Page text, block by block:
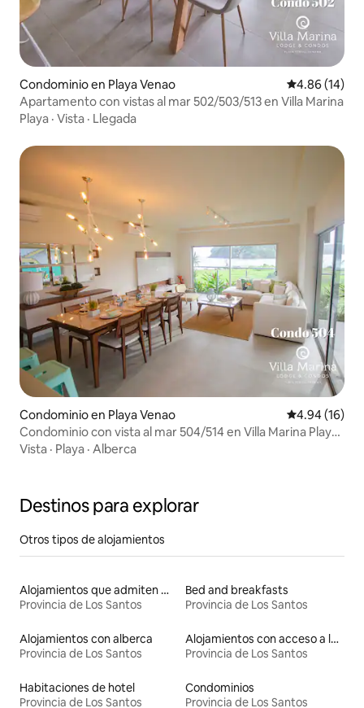
Condominio en Playa Venao Calificación
4.86 (14)
Apartamento con vistas al mar 502/503/513 en Villa Marina
Playa · Vista · Llegada
Condominio en Playa Venao Calificación
4.94 (16)
Condominio con vista al mar 504/514 en Villa Marina Playa
Venao
Vista · Playa · Alberca
Destinos para explorar
Otros tipos de alojamientos
Alojamientos que admiten mascotas
Provincia de Los Santos
Bed and breakfasts
Provincia de Los Santos
Alojamientos con alberca
Provincia de Los Santos
Alojamientos con acceso a la playa
Provincia de Los Santos
Habitaciones de hotel
Provincia de Los Santos
Condominios
Provincia de Los Santos